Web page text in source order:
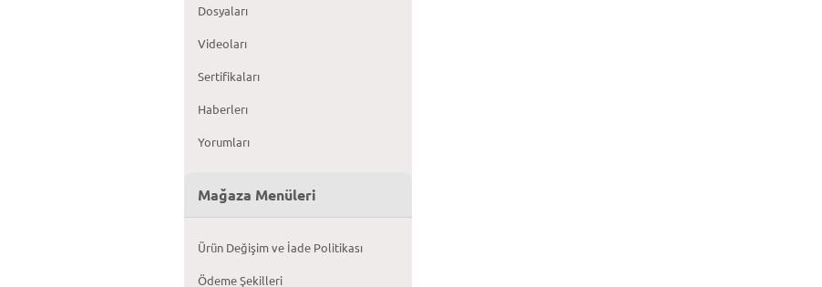
Dosyaları
Videoları
Sertifikaları
Haberlerı
Yorumları
Mağaza Menüleri
Ürün Değişim ve İade Politikası
Ödeme Şekilleri